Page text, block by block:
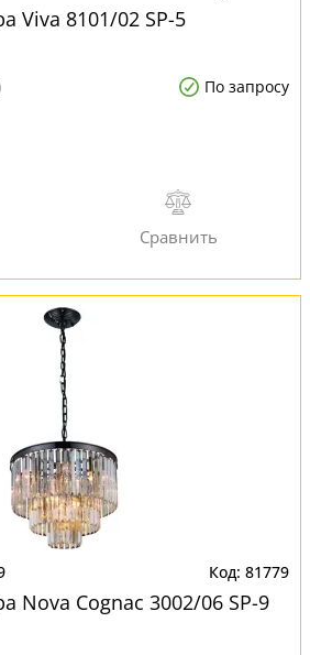
Viva 8101/02 SP-5
По запросу
81779
Nova Cognac 3002/06 SP-9